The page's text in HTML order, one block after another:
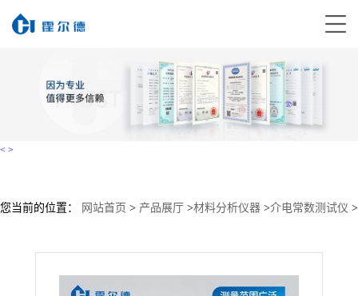
< >
您当前的位置： 网站首页 > 产品展厅 >材料分析仪器 >介电常数测试仪 >